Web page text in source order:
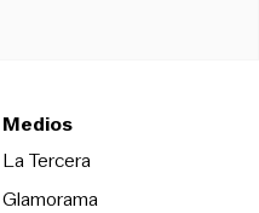
Medios
La TerceraOpens in new
Glamorama